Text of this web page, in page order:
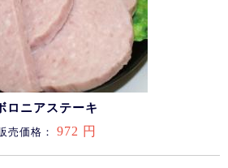
ロニアステーキ
売価格： 972 円